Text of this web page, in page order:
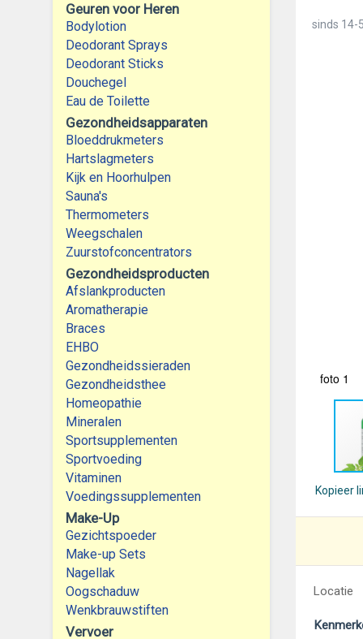
Geuren voor Heren
Bodylotion
Deodorant Sprays
Deodorant Sticks
Douchegel
Eau de Toilette
Gezondheidsapparaten
Bloeddrukmeters
Hartslagmeters
Kijk en Hoorhulpen
Sauna's
Thermometers
Weegschalen
Zuurstofconcentrators
Gezondheidsproducten
Afslankproducten
Aromatherapie
Braces
EHBO
Gezondheidssieraden
Gezondheidsthee
Homeopathie
Mineralen
Sportsupplementen
Sportvoeding
Vitaminen
Voedingssupplementen
Make-Up
Gezichtspoeder
Make-up Sets
Nagellak
Oogschaduw
Wenkbrauwstiften
Vervoer
sinds 14-
foto 1
Kopieer
Locatie